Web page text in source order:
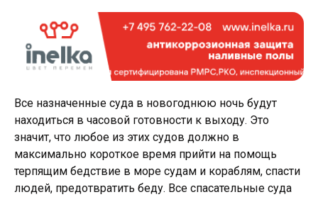
Все назначенные суда в новогоднюю ночь будут
находиться в часовой готовности к выходу. Это
значит, что любое из этих судов должно в
максимально короткое время прийти на помощь
терпящим бедствие в море судам и кораблям, спасти
людей, предотвратить беду. Все спасательные суда